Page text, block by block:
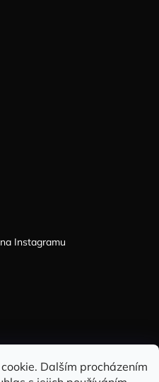
Dalším procházením
Instagramu
Sleduj nás na FACEBOOKU